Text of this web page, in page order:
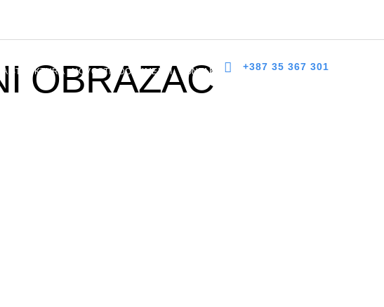
STRUKTURA NOVOSTI DOKUMENTI KONTAKT +387 35 367 301
OBRAZAC